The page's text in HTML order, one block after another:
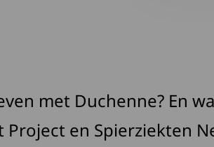
met Duchenne? En
Project en Spierziekten